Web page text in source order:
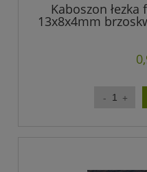
Kaboszon łezka
13x8x4mm